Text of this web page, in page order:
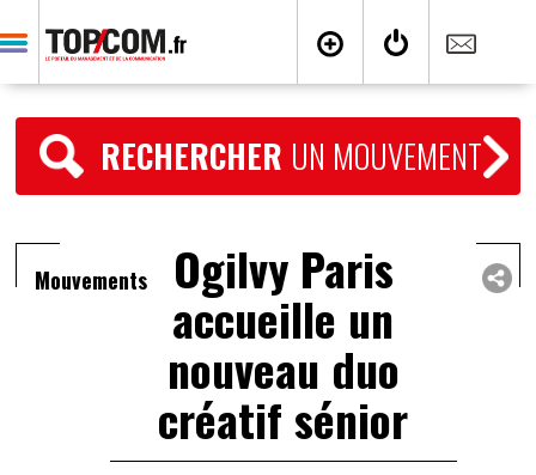
RECHERCHER UN MOUVEMENT
Mouvements Ogilvy Paris
accueille un
nouveau duo
créatif sénior